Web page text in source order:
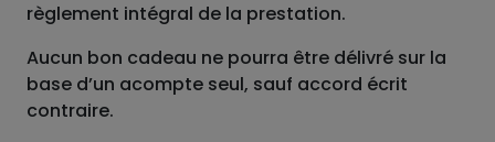
règlement intégral de la prestation.
Aucun bon cadeau ne pourra être délivré sur la
base d’un acompte seul, sauf accord écrit
contraire.